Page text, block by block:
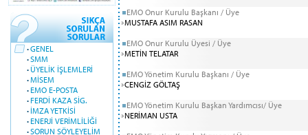
·GENEL
·SMM
·ÜYELİK İŞLEMLERİ
·MİSEM
·EMO E-POSTA
·FERDİ KAZA SİG.
·İMZA YETKİSİ
·ENERJİ VERİMLİLİĞİ
·SORUN SÖYLEYELİM
EMO Onur Kurulu Başkanı / Üye
MUSTAFA ASIM RASAN
EMO Onur Kurulu Üyesi / Üye
METİN TELATAR
EMO Yönetim Kurulu Başkanı / Üye
CENGİZ GÖLTAŞ
EMO Yönetim Kurulu Başkan Yardımcısı/ Üye
NERİMAN USTA